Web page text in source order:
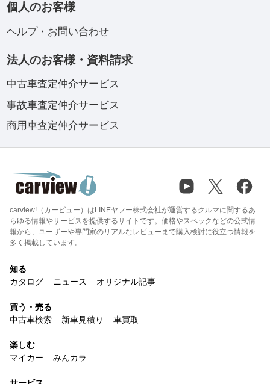
個人のお客様
ヘルプ・お問い合わせ
法人のお客様・資料請求
中古車査定仲介サービス
事故車査定仲介サービス
商用車査定仲介サービス
carview!（カービュー）はLINEヤフー株式会社が運営するクルマに関するあ
らゆる情報やサービスを提供するサイトです。価格やスペックなどの公式情
報から、ユーザーや専門家のリアルなレビューまで購入検討に役立つ情報を
多く掲載しています。
知る
カタログ
ニュース オリジナル記事
買う・売る
中古車検索
新車見積り 車買取
楽しむ
マイカー
みんカラ